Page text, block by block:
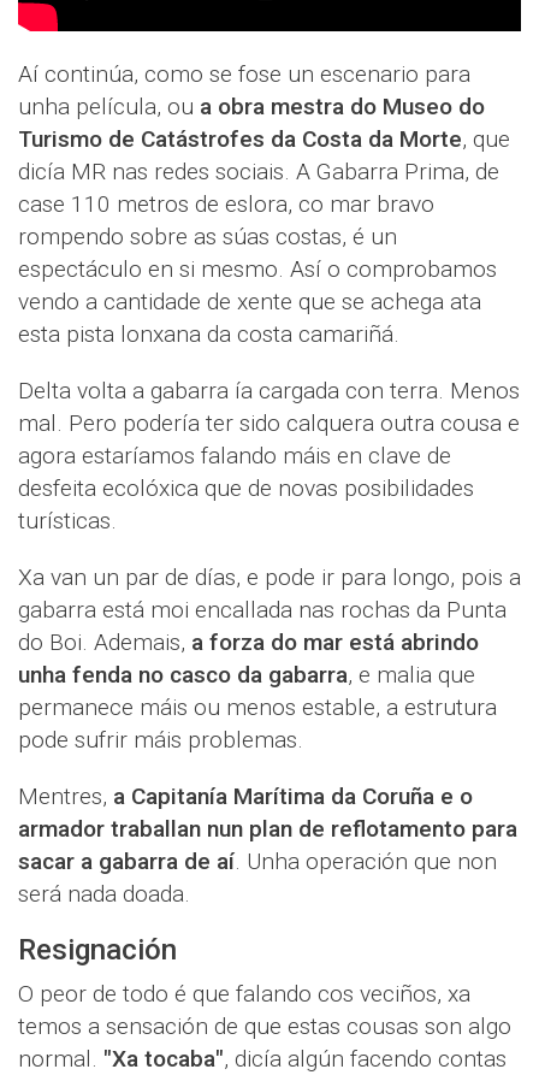
Aí continúa, como se fose un escenario para
unha película, ou a obra mestra do Museo do
Turismo de Catástrofes da Costa da Morte, que
dicía MR nas redes sociais. A Gabarra Prima, de
case 110 metros de eslora, co mar bravo
rompendo sobre as súas costas, é un
espectáculo en si mesmo. Así o comprobamos
vendo a cantidade de xente que se achega ata
esta pista lonxana da costa camariñá.
Delta volta a gabarra ía cargada con terra. Menos
mal. Pero podería ter sido calquera outra cousa e
agora estaríamos falando máis en clave de
desfeita ecolóxica que de novas posibilidades
turísticas.
Xa van un par de días, e pode ir para longo, pois a
gabarra está moi encallada nas rochas da Punta
do Boi. Ademais, a forza do mar está abrindo
unha fenda no casco da gabarra, e malia que
permanece máis ou menos estable, a estrutura
pode sufrir máis problemas.
Mentres, a Capitanía Marítima da Coruña e o
armador traballan nun plan de reflotamento para
sacar a gabarra de aí. Unha operación que non
será nada doada.
Resignación
O peor de todo é que falando cos veciños, xa
temos a sensación de que estas cousas son algo
normal. "Xa tocaba", dicía algún facendo contas